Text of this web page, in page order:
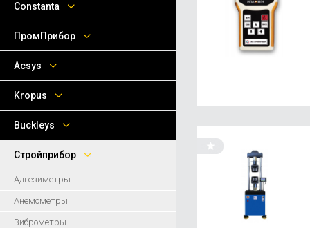
Сonstanta
ПромПрибор
Acsys
Kropus
Buckleys
Стройприбор
Адгезиметры
Анемометры
Виброметры